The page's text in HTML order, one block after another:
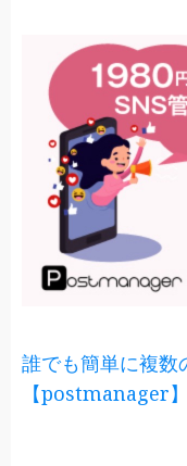
誰でも簡単に複数
【postmanager】